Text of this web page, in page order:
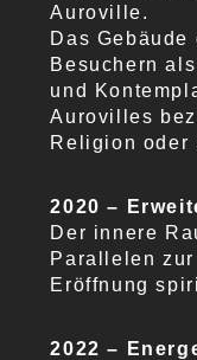
Auroville.
Das Gebäude
Besuchern
und
Aurovilles
Religion oder
2020 –
Der innere
Parallelen
Eröffnung
2022 –